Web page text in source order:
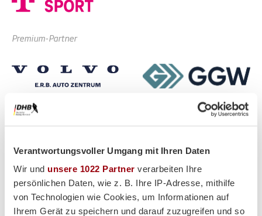
Verantwortungsvoller Umgang mit Ihren Daten
Wir und unsere 1022 Partner verarbeiten Ihre
persönlichen Daten, wie z. B. Ihre IP-Adresse, mithilfe
von Technologien wie Cookies, um Informationen auf
Ihrem Gerät zu speichern und darauf zuzugreifen und so
Premium-Partner